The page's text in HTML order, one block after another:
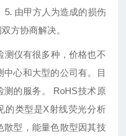
5. 由甲方人为造成的损伤
方协商解决。
测仪有很多种，价格也不
心和大型的公司有。目
的服务。 RoHS技术原
的类型是X射线荧光分析
型，能量色散型因其技